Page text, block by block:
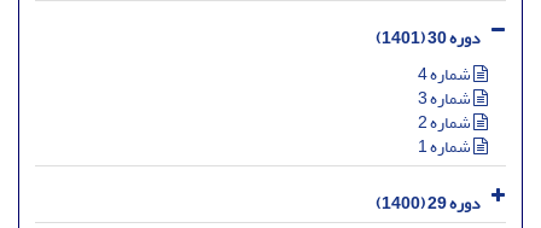
دوره 30 (1401)
شماره 4
شماره 3
شماره 2
شماره 1
دوره 29 (1400)